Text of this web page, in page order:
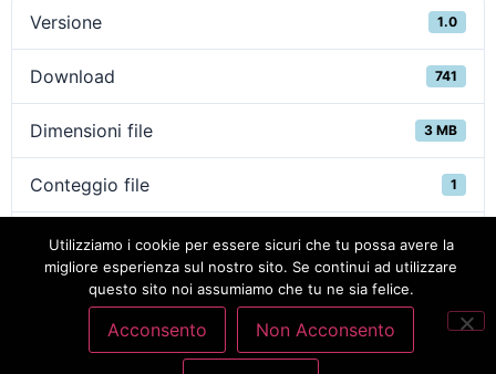
Versione 1.0
Download 741
Dimensioni file 3 MB
Conteggio file 1
Data di creazione 18 Settembre 2020
Ultimo aggiornamento 18 Settembre 2020
Riepiloghi Custode
Utilizziamo i cookie per essere sicuri che tu possa avere la
migliore esperienza sul nostro sito. Se continui ad utilizzare
questo sito noi assumiamo che tu ne sia felice.
Acconsento Non Acconsento